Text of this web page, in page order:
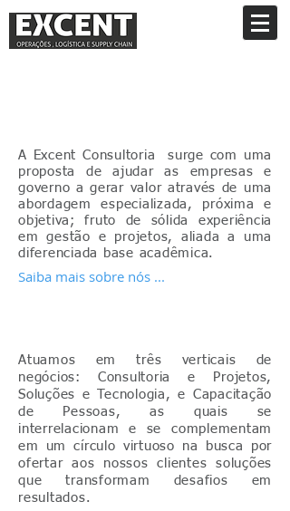
A Excent Consultoria surge com uma
proposta de ajudar as empresas e
governo a gerar valor através de uma
abordagem especializada, próxima e
objetiva; fruto de sólida experiência
em gestão e projetos, aliada a uma
diferenciada base acadêmica.
Saiba mais sobre nós ...
Atuamos em três verticais de
negócios: Consultoria e Projetos,
Soluções e Tecnologia, e Capacitação
de Pessoas, as quais se
interrelacionam e se complementam
em um círculo virtuoso na busca por
ofertar aos nossos clientes soluções
que transformam desafios em
resultados.